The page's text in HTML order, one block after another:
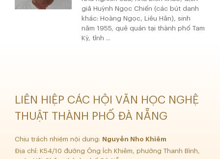
giả Huỳnh Ngọc Chiến (các bút danh
khác: Hoàng Ngọc, Liêu Hân), sinh
năm 1955, quê quán tại thành phố Tam
Kỳ, tỉnh ...
LIÊN HIỆP CÁC HỘI VĂN HỌC NGHỆ
THUẬT THÀNH PHỐ ĐÀ NẴNG
Chịu trách nhiệm nội dung: Nguyễn Nho Khiêm
Địa chỉ: K54/10 đường Ông Ích Khiêm, phường Thanh Bình,